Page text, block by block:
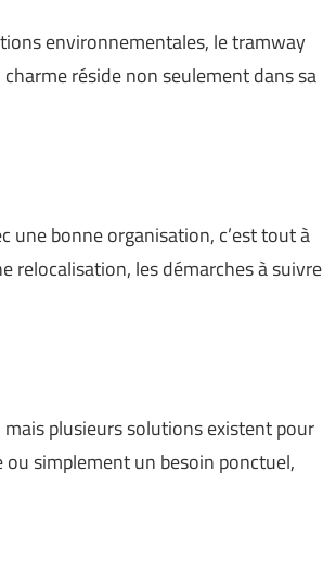
environnementales, le tramway
réside non seulement dans sa
une bonne organisation, c’est tout à
relocalisation, les démarches à suivre
plusieurs solutions existent pour
simplement un besoin ponctuel,